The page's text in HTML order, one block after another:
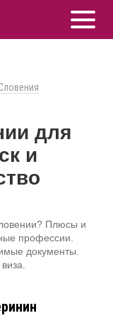
для
и
Плюсы и
профессии.
документы.